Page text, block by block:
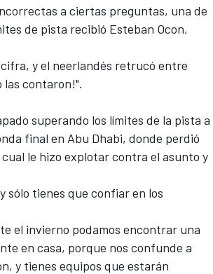
a ciertas preguntas, una de
de pista recibió Esteban Ocon,
y el neerlandés retrucó entre
las contaron!".
superando los límites de la pista a
final en Abu Dhabi, donde perdió
cual le hizo explotar contra el asunto y
sólo tienes que confiar en los
el invierno podamos encontrar una
en casa, porque nos confunde a
y tienes equipos que estarán